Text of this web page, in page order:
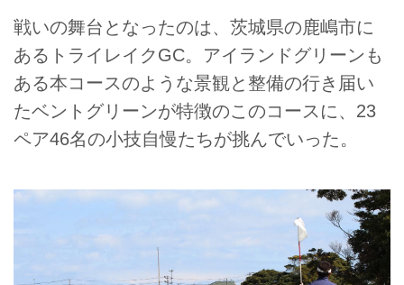
戦いの舞台となったのは、茨城県の鹿嶋市に
あるトライレイクGC。アイランドグリーンも
ある本コースのような景観と整備の行き届い
たベントグリーンが特徴のこのコースに、23
ペア46名の小技自慢たちが挑んでいった。